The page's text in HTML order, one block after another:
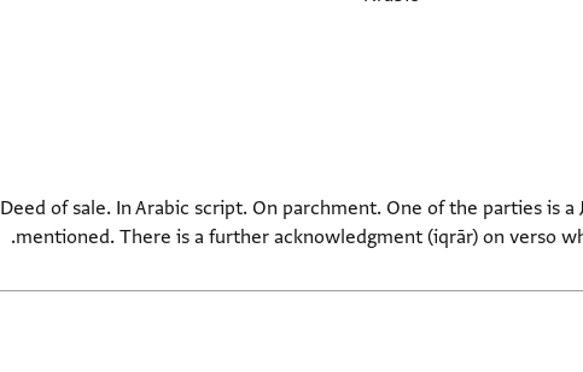
Deed of sale. In Arabic script. On parchment. One of the parties is a
mentioned. There is a further acknowledgment (iqrār) on verso